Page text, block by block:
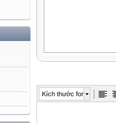
Kích thước font